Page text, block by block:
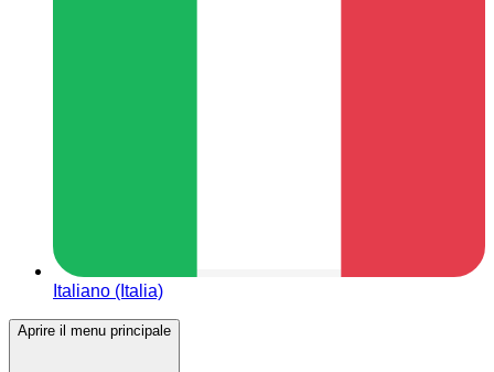
Italiano (Italia)
Aprire il menu principale